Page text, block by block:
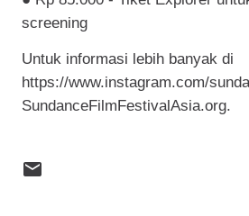
screening
Untuk informasi lebih banyak di
https://www.instagram.com/
SundanceFilmFestivalAsia.org.